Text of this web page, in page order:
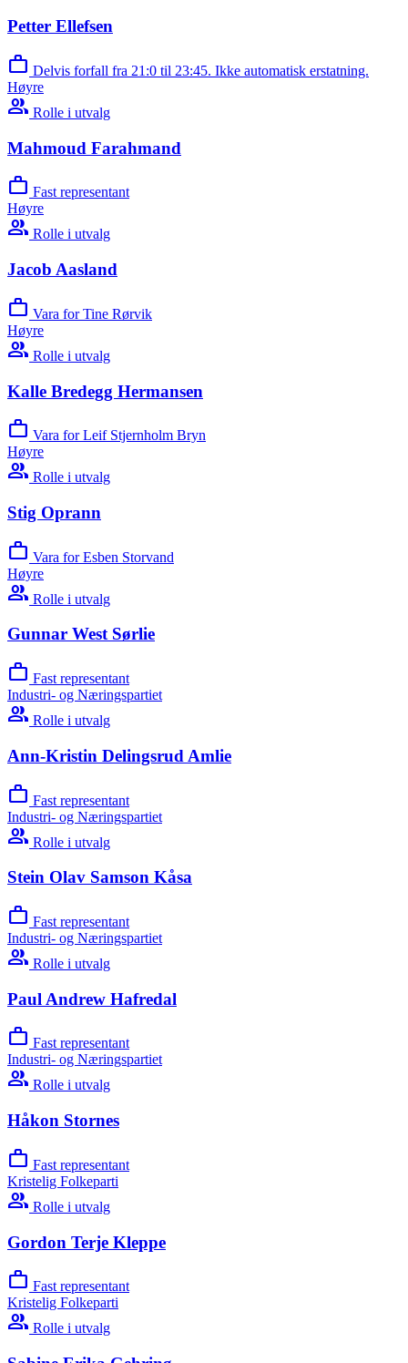
Petter Ellefsen
work Delvis forfall fra 21:0 til 23:45. Ikke automatisk erstatning.
Høyre
group Rolle i utvalg
Mahmoud Farahmand
work Fast representant
Høyre
group Rolle i utvalg
Jacob Aasland
work Vara for Tine Rørvik
Høyre
group Rolle i utvalg
Kalle Bredegg Hermansen
work Vara for Leif Stjernholm Bryn
Høyre
group Rolle i utvalg
Stig Oprann
work Vara for Esben Storvand
Høyre
group Rolle i utvalg
Gunnar West Sørlie
work Fast representant
Industri- og Næringspartiet
group Rolle i utvalg
Ann-Kristin Delingsrud Amlie
work Fast representant
Industri- og Næringspartiet
group Rolle i utvalg
Stein Olav Samson Kåsa
work Fast representant
Industri- og Næringspartiet
group Rolle i utvalg
Paul Andrew Hafredal
work Fast representant
Industri- og Næringspartiet
group Rolle i utvalg
Håkon Stornes
work Fast representant
Kristelig Folkeparti
group Rolle i utvalg
Gordon Terje Kleppe
work Fast representant
Kristelig Folkeparti
group Rolle i utvalg